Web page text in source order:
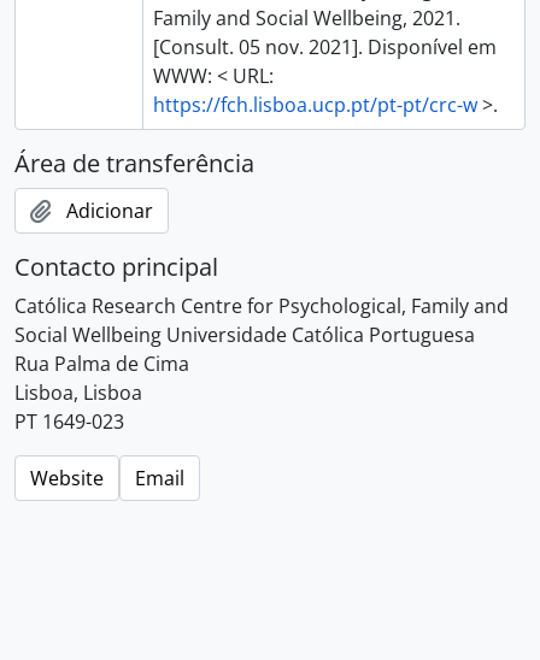
Family and Social Wellbeing, 2021.
[Consult. 05 nov. 2021]. Disponível em
WWW: < URL:
https://fch.lisboa.ucp.pt/pt-pt/crc-w>.
Área de transferência
Adicionar
Contacto principal
Católica Research Centre for Psychological, Family and
Social Wellbeing Universidade Católica Portuguesa
Rua Palma de Cima
Lisboa, Lisboa
PT 1649-023
Website Email